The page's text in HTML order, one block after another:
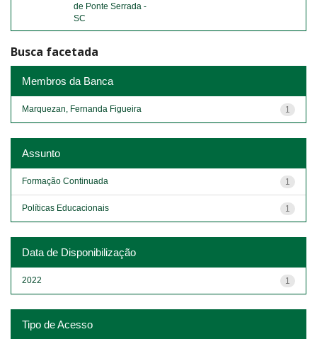
de Ponte Serrada -
SC
Busca facetada
Membros da Banca
1
Marquezan, Fernanda Figueira
Assunto
1
Formação Continuada
1
Políticas Educacionais
Data de Disponibilização
1
2022
Tipo de Acesso